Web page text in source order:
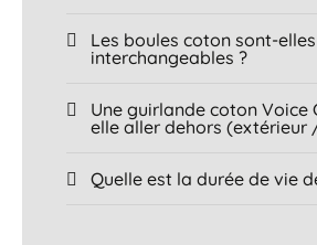
Les boules coton sont-elles
interchangeables ?
Une guirlande coton Voice
elle aller dehors (extérieur
Quelle est la durée de vie